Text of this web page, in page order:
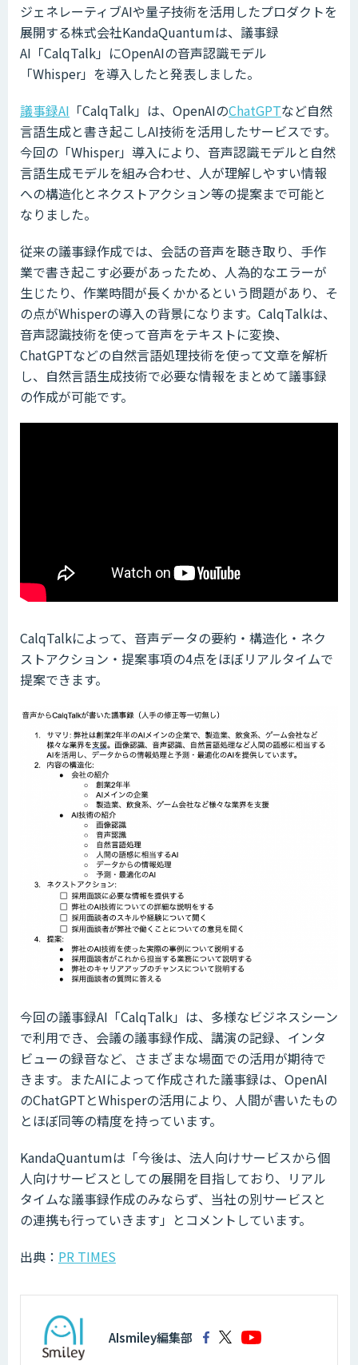
ジェネレーティブAIや量子技術を活用したプロダクトを
展開する株式会社KandaQuantumは、議事録
AI「CalqTalk」にOpenAIの音声認識モデル
「Whisper」を導入したと発表しました。
議事録AI 「CalqTalk」は、OpenAIのChatGPTなど自然
言語生成と書き起こしAI技術を活用したサービスです。
今回の「Whisper」導入により、音声認識モデルと自然
言語生成モデルを組み合わせ、人が理解しやすい情報
への構造化とネクストアクション等の提案まで可能と
なりました。
従来の議事録作成では、会話の音声を聴き取り、手作
業で書き起こす必要があったため、人為的なエラーが
生じたり、作業時間が長くかかるという問題があり、そ
の点がWhisperの導入の背景になります。CalqTalkは、
音声認識技術を使って音声をテキストに変換、
ChatGPTなどの自然言語処理技術を使って文章を解析
し、自然言語生成技術で必要な情報をまとめて議事録
の作成が可能です。
CalqTalkによって、音声データの要約・構造化・ネク
ストアクション・提案事項の4点をほぼリアルタイムで
提案できます。
今回の議事録AI「CalqTalk」は、多様なビジネスシーン
で利用でき、会議の議事録作成、講演の記録、インタ
ビューの録音など、さまざまな場面での活用が期待で
きます。またAIによって作成された議事録は、OpenAI
のChatGPTとWhisperの活用により、人間が書いたもの
とほぼ同等の精度を持っています。
KandaQuantumは「今後は、法人向けサービスから個
人向けサービスとしての展開を目指しており、リアル
タイムな議事録作成のみならず、当社の別サービスと
の連携も行っていきます」とコメントしています。
出典： PR TIMES
AIsmiley編集部